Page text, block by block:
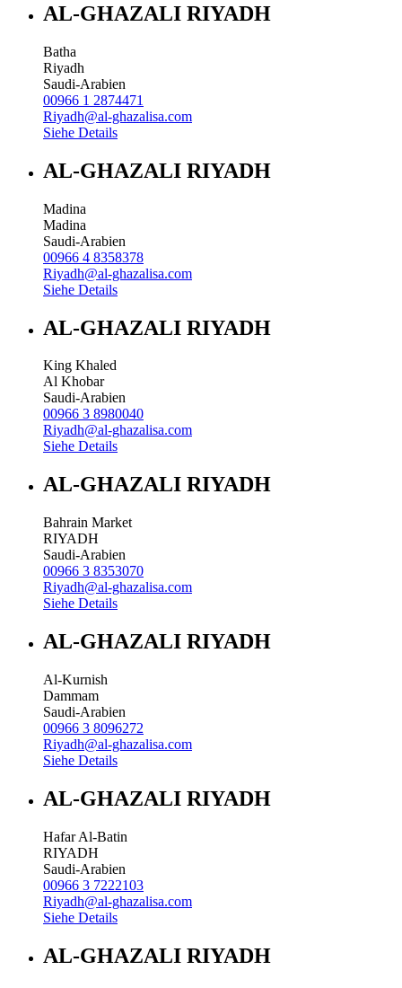
AL-GHAZALI RIYADH
Batha
Riyadh
Saudi-Arabien
00966 1 2874471
Riyadh@al-ghazalisa.com
Siehe Details
AL-GHAZALI RIYADH
Madina
Madina
Saudi-Arabien
00966 4 8358378
Riyadh@al-ghazalisa.com
Siehe Details
AL-GHAZALI RIYADH
King Khaled
Al Khobar
Saudi-Arabien
00966 3 8980040
Riyadh@al-ghazalisa.com
Siehe Details
AL-GHAZALI RIYADH
Bahrain Market
RIYADH
Saudi-Arabien
00966 3 8353070
Riyadh@al-ghazalisa.com
Siehe Details
AL-GHAZALI RIYADH
Al-Kurnish
Dammam
Saudi-Arabien
00966 3 8096272
Riyadh@al-ghazalisa.com
Siehe Details
AL-GHAZALI RIYADH
Hafar Al-Batin
RIYADH
Saudi-Arabien
00966 3 7222103
Riyadh@al-ghazalisa.com
Siehe Details
AL-GHAZALI RIYADH